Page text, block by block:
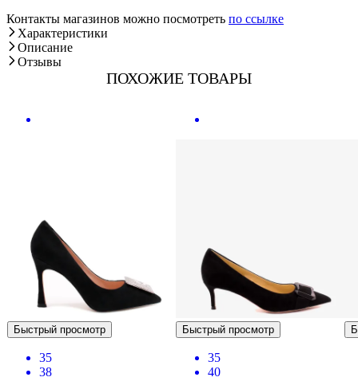
Контакты магазинов можно посмотреть по ссылке
Характеристики
Описание
Отзывы
ПОХОЖИЕ ТОВАРЫ
Быстрый просмотр
35
38
Быстрый просмотр
35
40